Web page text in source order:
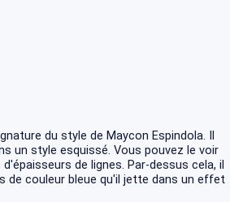
du style de Maycon Espindola. Il
un style esquissé. Vous pouvez le voir
de lignes. Par-dessus cela, il
de couleur bleue qu'il jette dans un effet